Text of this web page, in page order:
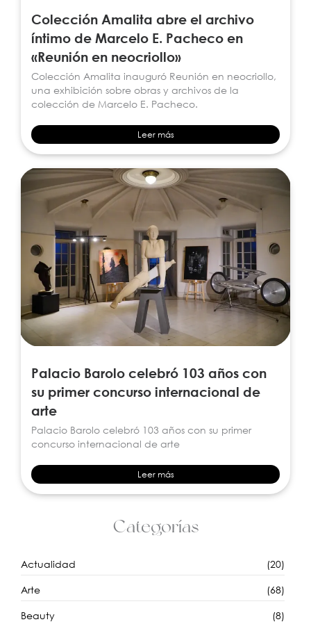
Colección Amalita abre el archivo
íntimo de Marcelo E. Pacheco en
«Reunión en neocriollo»
Colección Amalita inauguró Reunión en neocriollo,
una exhibición sobre obras y archivos de la
colección de Marcelo E. Pacheco.
Leer más
Palacio Barolo celebró 103 años con
su primer concurso internacional de
arte
Palacio Barolo celebró 103 años con su primer
concurso internacional de arte
Leer más
Categorías
Actualidad (20)
Arte (68)
Beauty (8)